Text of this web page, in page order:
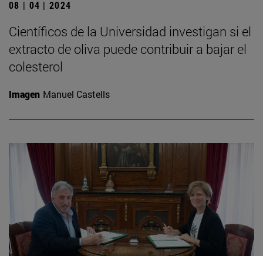
08 | 04 | 2024
Científicos de la Universidad investigan si el
extracto de oliva puede contribuir a bajar el
colesterol
Imagen Manuel Castells